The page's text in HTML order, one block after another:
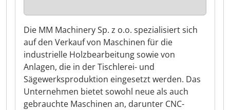
Die MM Machinery Sp. z o.o. spezialisiert sich
auf den Verkauf von Maschinen für die
industrielle Holzbearbeitung sowie von
Anlagen, die in der Tischlerei- und
Sägewerksproduktion eingesetzt werden. Das
Unternehmen bietet sowohl neue als auch
gebrauchte Maschinen an, darunter CNC-